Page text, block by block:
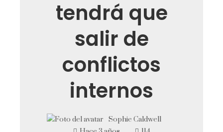
tendrá que
salir de
conflictos
internos
Sophie Caldwell